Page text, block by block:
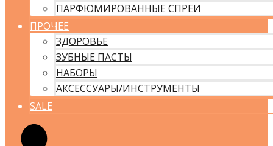
ПАРФЮМИРОВАННЫЕ СПРЕИ
ПРОЧЕЕ
ЗДОРОВЬЕ
ЗУБНЫЕ ПАСТЫ
НАБОРЫ
АКСЕССУАРЫ/ИНСТРУМЕНТЫ
SALE